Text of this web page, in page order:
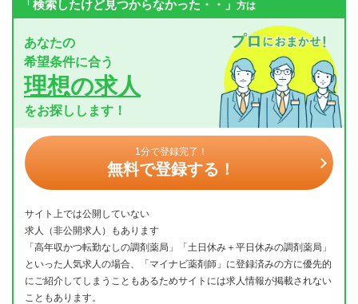
「検索したけど見つからなかった・・」 方は
あなたの
希望条件に合う
理想の求人
をお探しします！
1分で登録完了！
無料で登録する！
サイト上では公開していない
求人（非公開求人）もあります
「高年収かつ転勤なしの調剤薬局」「土日休み＋平日休みの調剤薬局」
といった人気求人の場合、「マイナビ薬剤師」に登録済みの方に優先的
にご紹介してしまうこともあるためサイトには求人情報が掲載されない
こともあります。